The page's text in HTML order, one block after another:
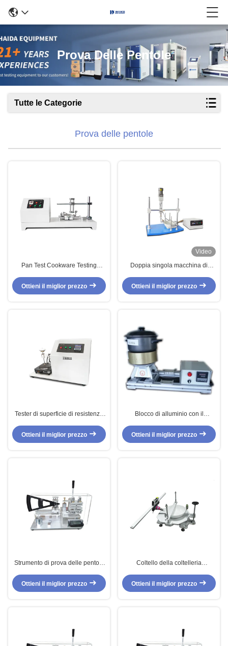
Prova Delle Pentole
Tutte le Categorie
Prova delle pentole
Pan Test Cookware Testing
resistenza all'abrasione
Ottieni il miglior prezzo
Video
Doppia singola macchina di
resistenza alla flessione dei
rivestimenti antiaderanti
Ottieni il miglior prezzo
Tester di superficie di resistenza
prova della macchina/graffio
Ottieni il miglior prezzo
Blocco di alluminio con il
per le pentole Tesing
Ottieni il miglior prezzo
Strumento di prova delle pentole
rigidezza di flessione
Ottieni il miglior prezzo
Coltello della coltelleria
inossidabile/apparecchiatura di
collaudo coppia di torsione della
Ottieni il miglior prezzo